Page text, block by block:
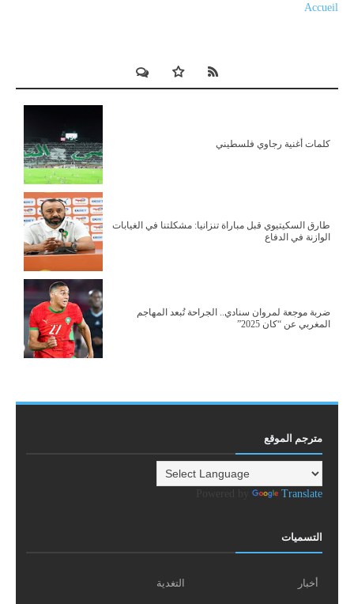
Accueil
كلمات أغنية رجاوي فلسطيني
طارق السكيتيوي قبل مباراة تنزانيا: مشكلتنا في الغيابات
الوازنة في الدفاع
ضربة موجعة لمروان سنادي.. الجراحة تُبعد المهاجم
المغربي عن “كان 2025”
مترجم الموقع
Translate
التسميات
أخبار التغدية